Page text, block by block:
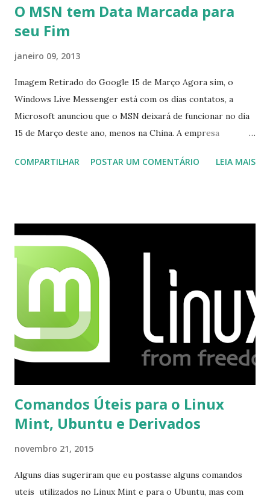
O MSN tem Data Marcada para
seu Fim
janeiro 09, 2013
Imagem Retirado do Google 15 de Março Agora sim, o
Windows Live Messenger está com os dias contatos, a
Microsoft anunciou que o MSN deixará de funcionar no dia
15 de Março deste ano, menos na China. A empresa
integrado com o serviço do MSN, segundo a empresa, os
o Windows Live (assim como muitos profissionais de TI) ,
mesmo na versão para Linux, claro, sempre existem outras
opções e o Pidgin, que se mostra como opção.
COMPARTILHAR POSTAR UM COMENTÁRIO LEIA MAIS
Comandos Úteis para o Linux
Mint, Ubuntu e Derivados
novembro 21, 2015
Alguns dias sugeriram que eu postasse alguns comandos
uteis utilizados no Linux Mint e para o Ubuntu, mas com